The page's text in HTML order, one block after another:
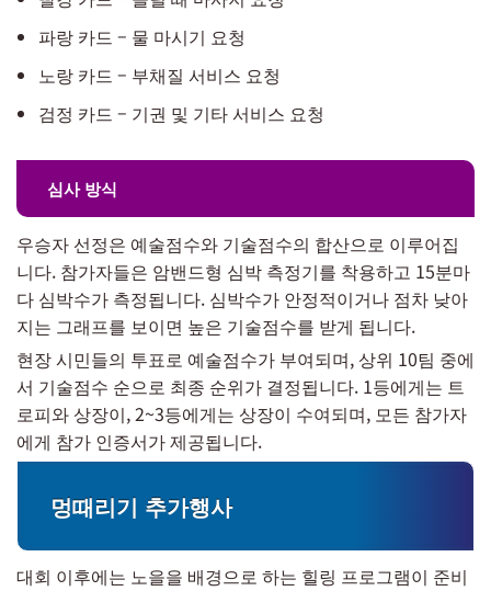
파랑 카드 – 물 마시기 요청
노랑 카드 – 부채질 서비스 요청
검정 카드 – 기권 및 기타 서비스 요청
심사 방식
우승자 선정은 예술점수와 기술점수의 합산으로 이루어집
니다. 참가자들은 암밴드형 심박 측정기를 착용하고 15분마
다 심박수가 측정됩니다. 심박수가 안정적이거나 점차 낮아
지는 그래프를 보이면 높은 기술점수를 받게 됩니다.
현장 시민들의 투표로 예술점수가 부여되며, 상위 10팀 중에
서 기술점수 순으로 최종 순위가 결정됩니다. 1등에게는 트
로피와 상장이, 2~3등에게는 상장이 수여되며, 모든 참가자
에게 참가 인증서가 제공됩니다.
멍때리기 추가행사
대회 이후에는 노을을 배경으로 하는 힐링 프로그램이 준비